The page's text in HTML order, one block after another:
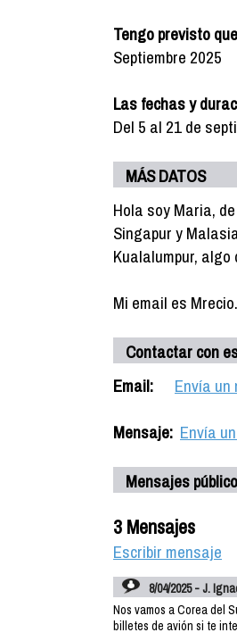
Tengo previsto
Septiembre 2025
Las fechas y
Del 5 al 21 de
MÁS DATOS
Hola soy Maria,
Singapur y
Kualalumpur,
Mi email es
Contactar con
Email:
Envía
Mensaje: Envía
Mensajes
3 Mensajes
Escribir mensaje
8/04/2025 - J.
Nos vamos a Corea del
billetes de avión si te